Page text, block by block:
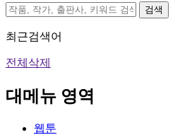
검색
최근검색어
전체삭제
대메뉴 영역
웹툰